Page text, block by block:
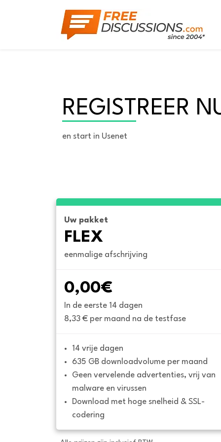
REGISTREER
en start in Usenet
Uw pakket
FLEX
eenmalige afschrijving
0,00€
In de eerste 14 dagen
8,33 € per maand na de testfase
14 vrije dagen
635 GB downloadvolume per maand
Geen vervelende advertenties, vrij van
malware en virussen
Download met hoge snelheid & SSL-
codering